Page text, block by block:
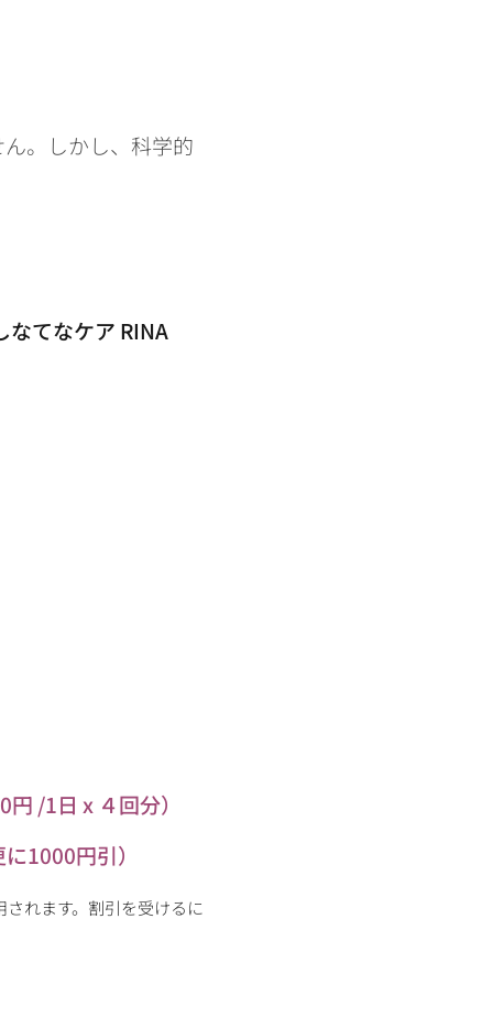
。しかし、科学的
てなケア RINA
/1日 x ４回分）
1000円引）
れます。割引を受けるに